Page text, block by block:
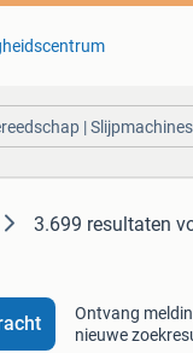
| Slijpmachines
3.699 resultaten
Ontvang
nieuwe